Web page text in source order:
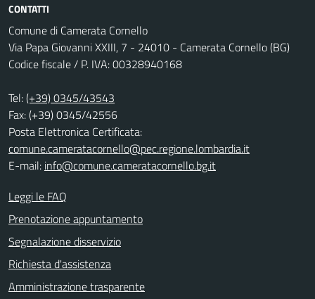
CONTATTI
Comune di Camerata Cornello
Via Papa Giovanni XXIII, 7 - 24010 - Camerata Cornello (BG)
Codice fiscale / P. IVA: 00328940168
Tel:(+39) 0345/43543
Fax: (+39) 0345/42556
Posta Elettronica Certificata:
comune.cameratacornello@pec.regione.lombardia.it
E-mail: info@comune.cameratacornello.bg.it
Leggi le FAQ
Prenotazione appuntamento
Segnalazione disservizio
Richiesta d'assistenza
Amministrazione trasparente